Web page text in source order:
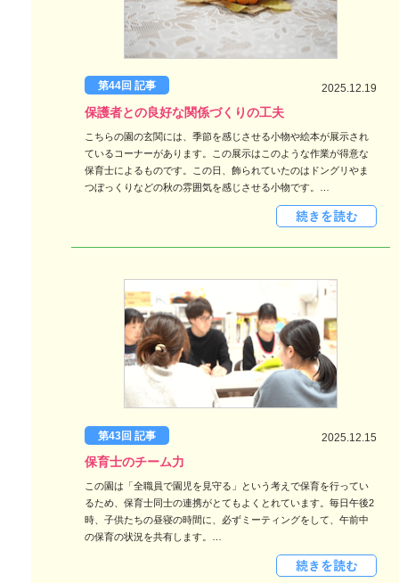
第44回 記事 2025.12.19
保護者との良好な関係づくりの工夫
こちらの園の玄関には、季節を感じさせる小物や絵本が展示され
ているコーナーがあります。この展示はこのような作業が得意な
保育士によるものです。この日、飾られていたのはドングリやま
つぼっくりなどの秋の雰囲気を感じさせる小物です。…
第43回 記事 2025.12.15
保育士のチーム力
この園は「全職員で園児を見守る」という考えで保育を行ってい
るため、保育士同士の連携がとてもよくとれています。毎日午後2
時、子供たちの昼寝の時間に、必ずミーティングをして、午前中
の保育の状況を共有します。…